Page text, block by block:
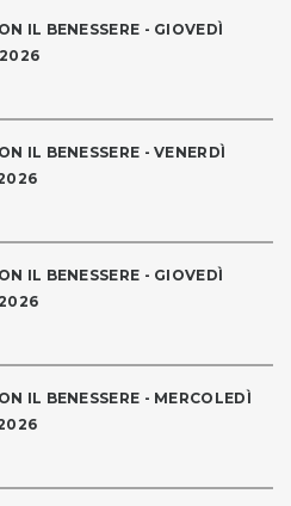
IL BENESSERE - GIOVEDÌ
IL BENESSERE - VENERDÌ
IL BENESSERE - GIOVEDÌ
IL BENESSERE - MERCOLEDÌ